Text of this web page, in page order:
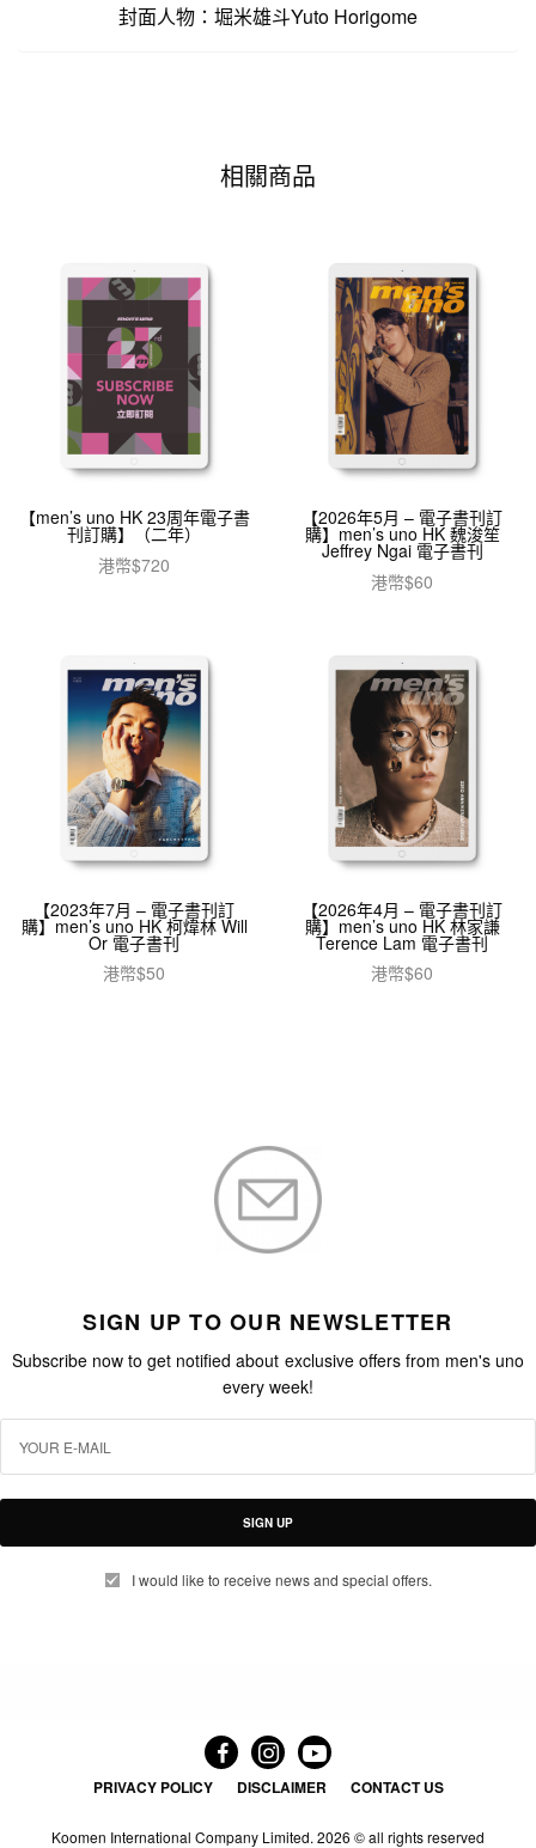
封面人物：堀米雄斗Yuto Horigome
相關商品
【men’s uno HK 23周年電子書
刊訂購】（二年）
港幣$720
【2026年5月 – 電子書刊訂
購】men’s uno HK 魏浚笙
Jeffrey Ngai 電子書刊
港幣$60
【2023年7月 – 電子書刊訂
購】men’s uno HK 柯煒林 Will
Or 電子書刊
港幣$50
【2026年4月 – 電子書刊訂
購】men’s uno HK 林家謙
Terence Lam 電子書刊
港幣$60
SIGN UP TO OUR NEWSLETTER
Subscribe now to get notified about exclusive offers from men's uno
every week!
SIGN UP
I would like to receive news and special offers.
PRIVACY POLICY DISCLAIMER CONTACT US
Koomen International Company Limited. 2026 © all rights reserved